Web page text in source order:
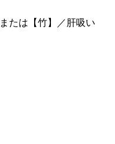
たは【竹】／肝吸い